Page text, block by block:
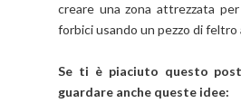
creare una zona attrezzata
forbici usando un pezzo di feltro
Se ti è piaciuto questo
guardare anche queste idee: